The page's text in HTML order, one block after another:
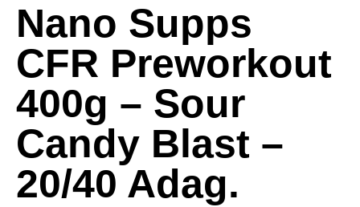
Nano Supps
CFR Preworkout
400g – Sour
Candy Blast –
20/40 Adag.